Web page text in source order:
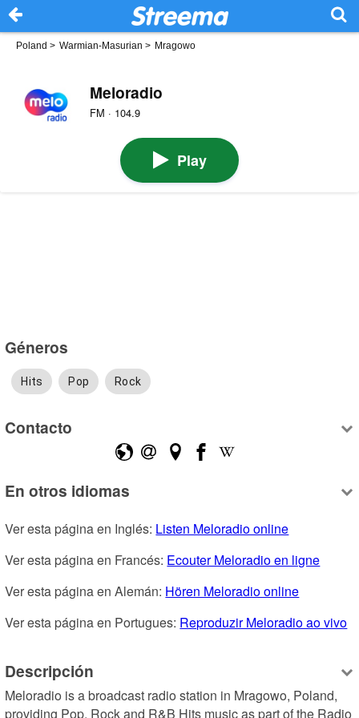
Poland > Warmian-Masurian > Mragowo
Meloradio
FM · 104.9
Play
Géneros
Hits Pop Rock
Contacto
En otros idiomas
Ver esta página en Inglés: Listen Meloradio online
Ver esta página en Francés: Ecouter Meloradio en ligne
Ver esta página en Alemán: Hören Meloradio online
Ver esta página en Portugues: Reproduzir Meloradio ao vivo
Descripción
Meloradio is a broadcast radio station in Mragowo, Poland,
providing Pop, Rock and R&B Hits music as part of the Radio